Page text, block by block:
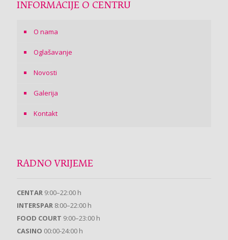
INFORMACIJE O CENTRU
O nama
Oglašavanje
Novosti
Galerija
Kontakt
RADNO VRIJEME
CENTAR 9:00–22:00 h
INTERSPAR 8:00–22:00 h
FOOD COURT 9:00–23:00 h
CASINO 00:00-24:00 h